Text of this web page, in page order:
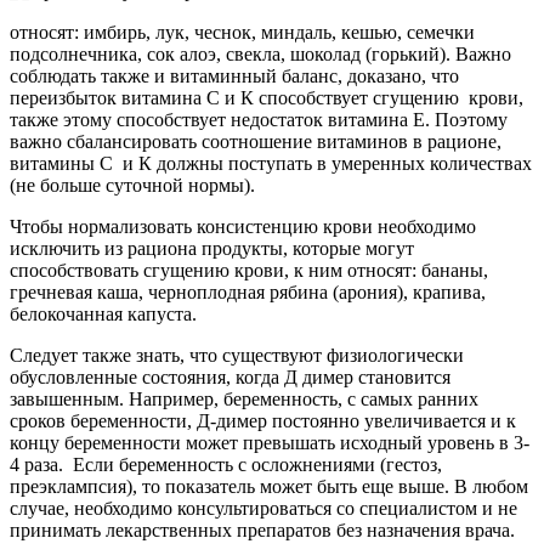
относят: имбирь, лук, чеснок, миндаль, кешью, семечки
подсолнечника, сок алоэ, свекла, шоколад (горький). Важно
соблюдать также и витаминный баланс, доказано, что
переизбыток витамина С и К способствует сгущению крови,
также этому способствует недостаток витамина Е. Поэтому
важно сбалансировать соотношение витаминов в рационе,
витамины С и К должны поступать в умеренных количествах
(не больше суточной нормы).
Чтобы нормализовать консистенцию крови необходимо
исключить из рациона продукты, которые могут
способствовать сгущению крови, к ним относят: бананы,
гречневая каша, черноплодная рябина (арония), крапива,
белокочанная капуста.
Следует также знать, что существуют физиологически
обусловленные состояния, когда Д димер становится
завышенным. Например, беременность, с самых ранних
сроков беременности, Д-димер постоянно увеличивается и к
концу беременности может превышать исходный уровень в 3-
4 раза. Если беременность с осложнениями (гестоз,
преэклампсия), то показатель может быть еще выше. В любом
случае, необходимо консультироваться со специалистом и не
принимать лекарственных препаратов без назначения врача.